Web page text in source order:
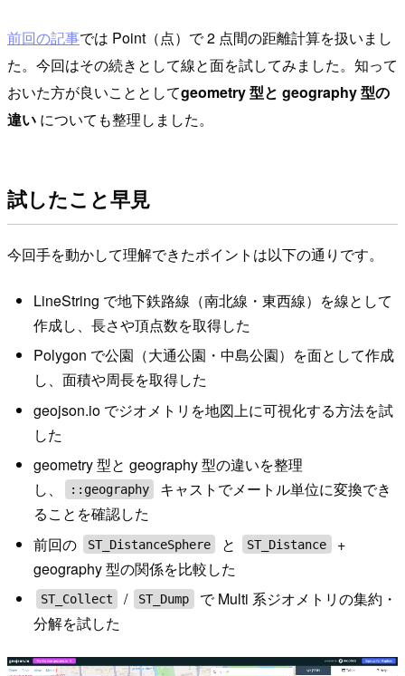
前回の記事では Point（点）で 2 点間の距離計算を扱いまし
た。今回はその続きとして線と面を試してみました。知って
おいた方が良いこととしてgeometry 型と geography 型の
違い についても整理しました。
試したこと早見
今回手を動かして理解できたポイントは以下の通りです。
LineString で地下鉄路線（南北線・東西線）を線として
作成し、長さや頂点数を取得した
Polygon で公園（大通公園・中島公園）を面として作成
し、面積や周長を取得した
geojson.io でジオメトリを地図上に可視化する方法を試
した
geometry 型と geography 型の違いを整理
し、
::geography
キャストでメートル単位に変換でき
ることを確認した
前回の
ST_DistanceSphere と ST_Distance
+
geography 型の関係を比較した
ST_Collect / ST_Dump
で Multi 系ジオメトリの集約・
分解を試した